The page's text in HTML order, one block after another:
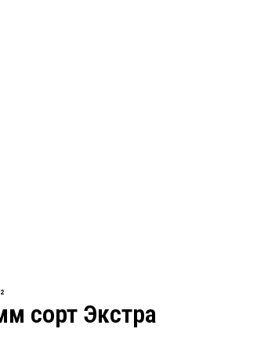
сорт Экстра